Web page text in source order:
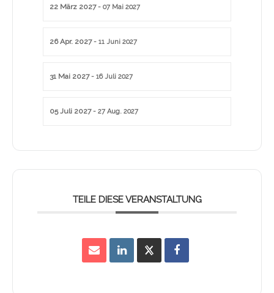
22 März 2027- 07 Mai 2027
26 Apr. 2027- 11 Juni 2027
31 Mai 2027- 16 Juli 2027
05 Juli 2027- 27 Aug. 2027
TEILE DIESE VERANSTALTUNG